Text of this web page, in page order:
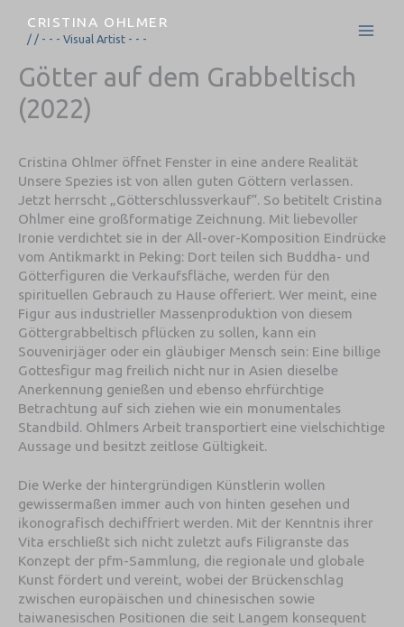
Inhalt
springen
CRISTINA OHLMER
/ / - - - Visual Artist - - -
Götter auf dem Grabbeltisch
(2022)
Cristina Ohlmer öffnet Fenster in eine andere Realität
Unsere Spezies ist von allen guten Göttern verlassen.
Jetzt herrscht „Götterschlussverkauf“. So betitelt Cristina
Ohlmer eine großformatige Zeichnung. Mit liebevoller
Ironie verdichtet sie in der All-over-Komposition Eindrücke
vom Antikmarkt in Peking: Dort teilen sich Buddha- und
Götterfiguren die Verkaufsfläche, werden für den
spirituellen Gebrauch zu Hause offeriert. Wer meint, eine
Figur aus industrieller Massenproduktion von diesem
Göttergrabbeltisch pflücken zu sollen, kann ein
Souvenirjäger oder ein gläubiger Mensch sein: Eine billige
Gottesfigur mag freilich nicht nur in Asien dieselbe
Anerkennung genießen und ebenso ehrfürchtige
Betrachtung auf sich ziehen wie ein monumentales
Standbild. Ohlmers Arbeit transportiert eine vielschichtige
Aussage und besitzt zeitlose Gültigkeit.
Die Werke der hintergründigen Künstlerin wollen
gewissermaßen immer auch von hinten gesehen und
ikonografisch dechiffriert werden. Mit der Kenntnis ihrer
Vita erschließt sich nicht zuletzt aufs Filigranste das
Konzept der pfm-Sammlung, die regionale und globale
Kunst fördert und vereint, wobei der Brückenschlag
zwischen europäischen und chinesischen sowie
taiwanesischen Positionen die seit Langem konsequent